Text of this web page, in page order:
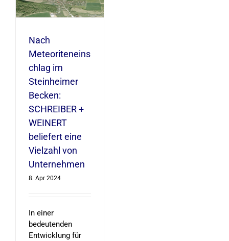
Nach
Meteoriteneins
chlag im
Steinheimer
Becken:
SCHREIBER +
WEINERT
beliefert eine
Vielzahl von
Unternehmen
8. Apr 2024
In einer
bedeutenden
Entwicklung für